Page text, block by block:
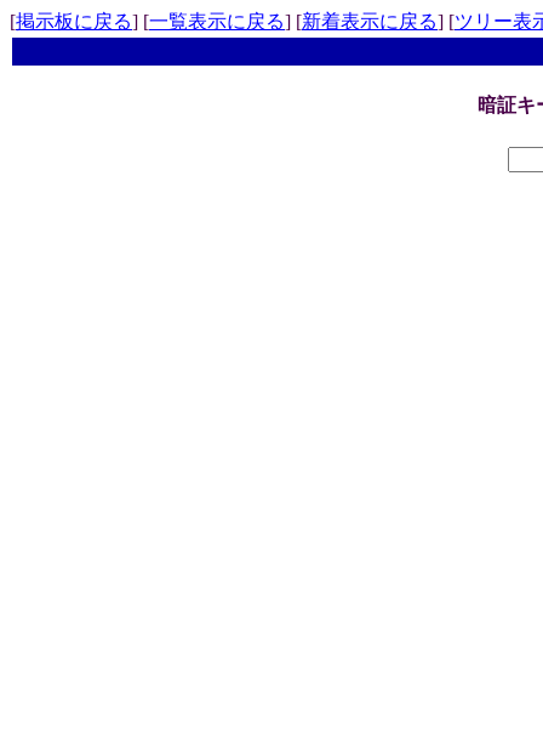
[掲示板に戻る] [一覧表示に戻る] [新着表示に戻る] [ツリー表
暗証キ